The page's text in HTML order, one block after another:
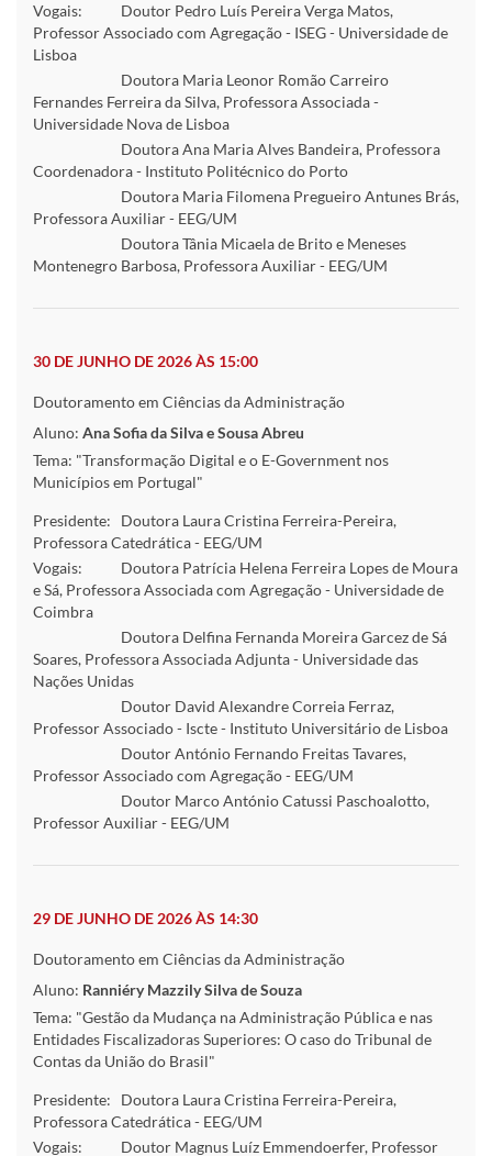
Vogais:
Doutor Pedro Luís Pereira Verga Matos,
Professor Associado com Agregação - ISEG - Universidade de
Lisboa
Doutora Maria Leonor Romão Carreiro
Fernandes Ferreira da Silva, Professora Associada -
Universidade Nova de Lisboa
Doutora Ana Maria Alves Bandeira, Professora
Coordenadora - Instituto Politécnico do Porto
Doutora Maria Filomena Pregueiro Antunes Brás,
Professora Auxiliar - EEG/UM
Doutora Tânia Micaela de Brito e Meneses
Montenegro Barbosa, Professora Auxiliar - EEG/UM
30 DE JUNHO DE 2026 ÀS 15:00
Doutoramento em Ciências da Administração
Aluno: Ana Sofia da Silva e Sousa Abreu
Tema: "Transformação Digital e o E-Government nos
Municípios em Portugal"
Presidente:
Doutora Laura Cristina Ferreira-Pereira,
Professora Catedrática - EEG/UM
Vogais:
Doutora Patrícia Helena Ferreira Lopes de Moura
e Sá, Professora Associada com Agregação - Universidade de
Coimbra
Doutora Delfina Fernanda Moreira Garcez de Sá
Soares, Professora Associada Adjunta - Universidade das
Nações Unidas
Doutor David Alexandre Correia Ferraz,
Professor Associado - Iscte - Instituto Universitário de Lisboa
Doutor António Fernando Freitas Tavares,
Professor Associado com Agregação - EEG/UM
Doutor Marco António Catussi Paschoalotto,
Professor Auxiliar - EEG/UM
29 DE JUNHO DE 2026 ÀS 14:30
Doutoramento em Ciências da Administração
Aluno: Ranniéry Mazzily Silva de Souza
Tema: "Gestão da Mudança na Administração Pública e nas
Entidades Fiscalizadoras Superiores: O caso do Tribunal de
Contas da União do Brasil"
Presidente:
Doutora Laura Cristina Ferreira-Pereira,
Professora Catedrática - EEG/UM
Vogais:
Doutor Magnus Luíz Emmendoerfer, Professor